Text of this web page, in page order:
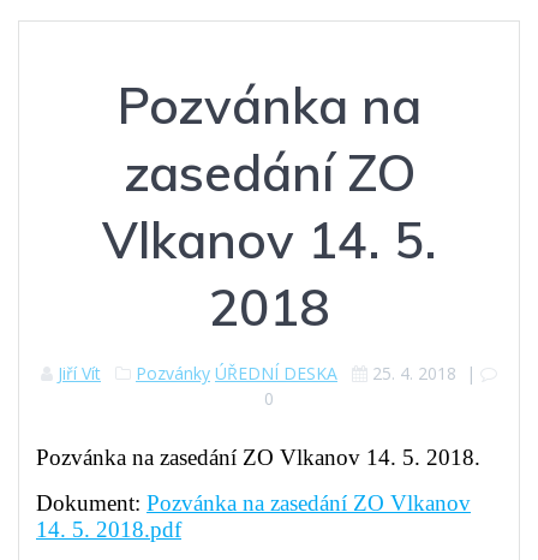
Pozvánka na
zasedání ZO
Vlkanov 14. 5.
2018
Jiří Vít Pozvánky ÚŘEDNÍ DESKA 25. 4. 2018 |
0
Pozvánka na zasedání ZO Vlkanov 14. 5. 2018.
Dokument: Pozvánka na zasedání ZO Vlkanov
14. 5. 2018.pdf